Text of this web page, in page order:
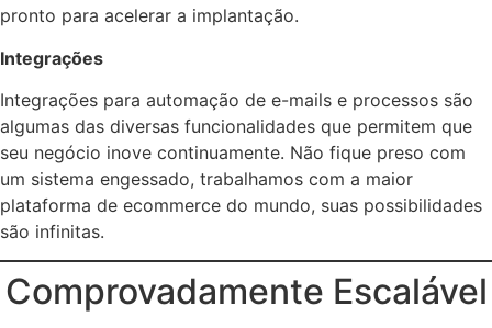
pronto para acelerar a implantação.
Integrações
Integrações para automação de e-mails e processos são
algumas das diversas funcionalidades que permitem que
seu negócio inove continuamente. Não fique preso com
um sistema engessado, trabalhamos com a maior
plataforma de ecommerce do mundo, suas possibilidades
são infinitas.
Comprovadamente Escalável